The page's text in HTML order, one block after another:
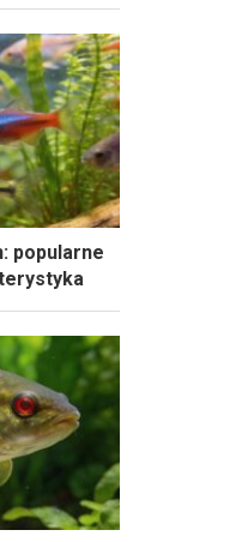
popularne